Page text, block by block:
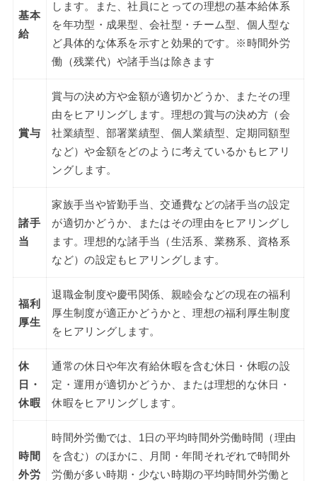
基本
給
します。また、社員にとっての理想の基本給体系
を年功型・成果型、会社型・チーム型、個人型な
ど具体的な体系を示すと効果的です。※時間外労
働（残業代）や諸手当は除きます
賞与
賞与の決め方や金額が適切かどうか、またその理
由をヒアリングします。理想の賞与の決め方（会
社業績型、部署業績型、個人業績型、定期同額型
など）や金額をどのように考えているかもヒアリ
ングします。
諸手
当
家族手当や皆勤手当、交通費などの諸手当の設定
が適切かどうか、またはその理由をヒアリングし
ます。理想的な諸手当（生活系、業務系、資格系
など）の設定もヒアリングします。
福利
厚生
退職金制度や慶弔関係、親睦会などの現在の福利
厚生制度が適正かどうかと、理想の福利厚生制度
をヒアリングします。
休
日・
休暇
通常の休日や年次有給休暇を含む休日・休暇の設
定・運用が適切かどうか、または理想的な休日・
休暇をヒアリングします。
時間
外労
時間外労働では、1日の平均時間外労働時間（理由
を含む）のほかに、月間・年間それぞれで時間外
労働が多い時期・少ない時期の平均時間外労働と